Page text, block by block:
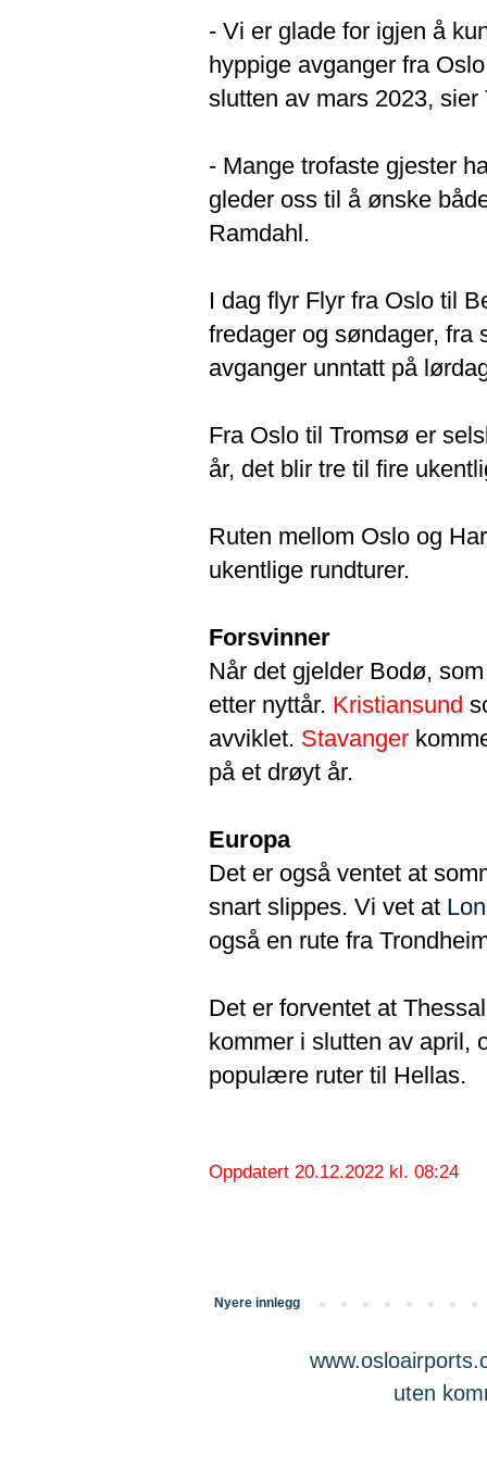
- Vi er glade for igjen å
hyppige avganger fra
slutten av mars 2023,
- Mange trofaste gjester
gleder oss til å ønske
Ramdahl.
I dag flyr Flyr fra Oslo til
fredager og søndager, fra
avganger unntatt på
Fra Oslo til Tromsø er
år, det blir tre til fire
Ruten mellom Oslo og
ukentlige rundturer.
Forsvinner
Når det gjelder Bodø,
etter nyttår. Kristiansund
avviklet. Stavanger
på et drøyt år.
Europa
Det er også ventet at
snart slippes. Vi vet at
også en rute fra
Det er forventet at
kommer i slutten av april,
populære ruter til Hellas.
Oppdatert 20.12.2022 kl. 08:24
Nyere innlegg
uten